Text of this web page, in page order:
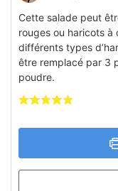
Cette salade peut
rouges ou haricots
différents types
être remplacé par 3
poudre.